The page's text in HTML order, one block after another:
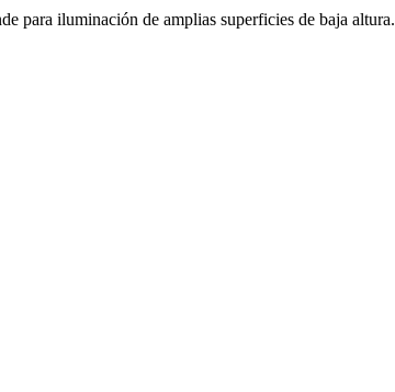
para iluminación de amplias superficies de baja altura.